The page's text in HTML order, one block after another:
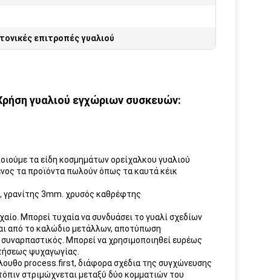
επιτροπές γυαλιού
γυαλιού εγχώριων συσκευών:
τα είδη κοσμημάτων ορείχαλκου γυαλιού
τα προϊόντα πωλούν όπως τα καυτά κέικ
γρανίτης 3mm. χρυσός καθρέφτης
Μπορεί τυχαία να συνδυάσει το γυαλί σχεδίων
από το καλώδιο μετάλλων, αποτύπωση
Μπορεί να χρησιμοποιηθεί ευρέως
ψυχαγωγίας.
process.first, διάφορα σχέδια της συγχώνευσης
στριμώχνεται μεταξύ δύο κομματιών του